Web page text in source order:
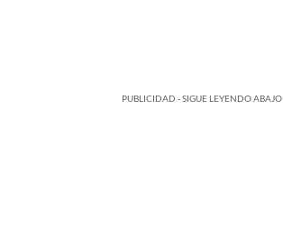
PUBLICIDAD - SIGUE LEYENDO ABAJO